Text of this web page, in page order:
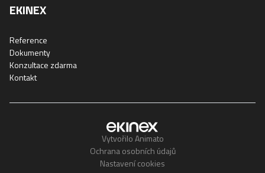
EKINEX
Reference
Dokumenty
Konzultace zdarma
Kontakt
Vytvořilo Animato
Ochrana osobních údajů
Nastavení cookies